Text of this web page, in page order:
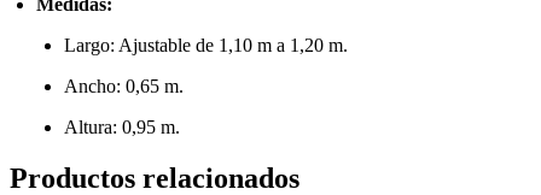
Largo: Ajustable de 1,10 m a 1,20 m.
Ancho: 0,65 m.
Altura: 0,95 m.
Productos relacionados